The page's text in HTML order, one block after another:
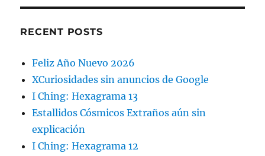
RECENT POSTS
Feliz Año Nuevo 2026
XCuriosidades sin anuncios de Google
I Ching: Hexagrama 13
Estallidos Cósmicos Extraños aún sin
explicación
I Ching: Hexagrama 12